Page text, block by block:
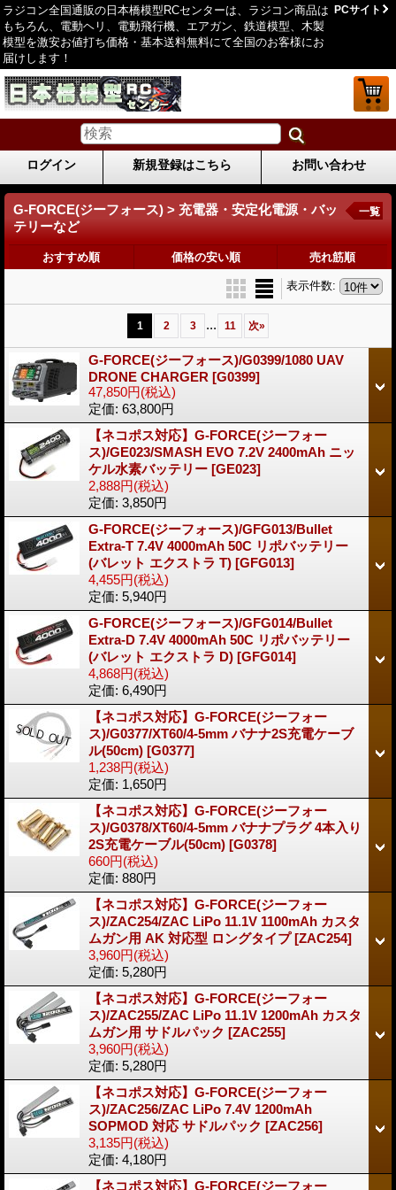
ラジコン全国通販の日本橋模型RCセンターは、ラジコン商品は
もちろん、電動ヘリ、電動飛行機、エアガン、鉄道模型、木製
模型を激安お値打ち価格・基本送料無料にて全国のお客様にお
届けします！
PCサイト
ログイン 新規登録はこちら お問い合わせ
G-FORCE(ジーフォース) > 充電器・安定化電源・バッ
テリーなど
一覧
おすすめ順 価格の安い順 売れ筋順
表示件数:
1 2 3 ... 11 次»
G-FORCE(ジーフォース)/G0399/1080 UAV
DRONE CHARGER [G0399]
47,850円(税込)
定価: 63,800円
【ネコポス対応】G-FORCE(ジーフォー
ス)/GE023/SMASH EVO 7.2V 2400mAh ニッ
ケル水素バッテリー [GE023]
2,888円(税込)
定価: 3,850円
G-FORCE(ジーフォース)/GFG013/Bullet
Extra-T 7.4V 4000mAh 50C リポバッテリー
(バレット エクストラ T) [GFG013]
4,455円(税込)
定価: 5,940円
G-FORCE(ジーフォース)/GFG014/Bullet
Extra-D 7.4V 4000mAh 50C リポバッテリー
(バレット エクストラ D) [GFG014]
4,868円(税込)
定価: 6,490円
【ネコポス対応】G-FORCE(ジーフォー
ス)/G0377/XT60/4-5mm バナナ2S充電ケーブ
ル(50cm) [G0377]
1,238円(税込)
定価: 1,650円
【ネコポス対応】G-FORCE(ジーフォー
ス)/G0378/XT60/4-5mm バナナプラグ 4本入り
2S充電ケーブル(50cm) [G0378]
660円(税込)
定価: 880円
【ネコポス対応】G-FORCE(ジーフォー
ス)/ZAC254/ZAC LiPo 11.1V 1100mAh カスタ
ムガン用 AK 対応型 ロングタイプ[ZAC254]
3,960円(税込)
定価: 5,280円
【ネコポス対応】G-FORCE(ジーフォー
ス)/ZAC255/ZAC LiPo 11.1V 1200mAh カスタ
ムガン用 サドルパック [ZAC255]
3,960円(税込)
定価: 5,280円
【ネコポス対応】G-FORCE(ジーフォー
ス)/ZAC256/ZAC LiPo 7.4V 1200mAh
SOPMOD 対応 サドルパック [ZAC256]
3,135円(税込)
定価: 4,180円
【ネコポス対応】G-FORCE(ジーフォー